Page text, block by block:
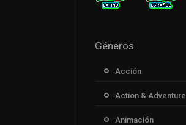
Géneros
Acción
Action & Adventure
Animación